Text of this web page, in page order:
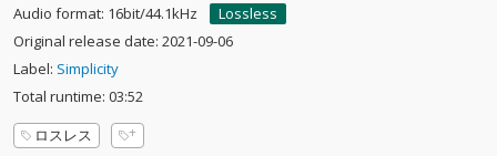
Audio format: 16bit/44.1kHz
Lossless
Original release date: 2021-09-06
Label: Simplicity
Total runtime: 03:52
ロスレス